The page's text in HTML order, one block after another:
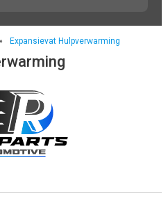
Expansievat Hulpverwarming